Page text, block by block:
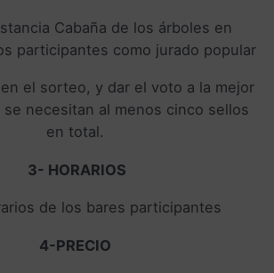
Cabaña de los árboles en
participantes como jurado popular
el sorteo, y dar el voto a la mejor
se necesitan al menos cinco sellos
en total.
3- HORARIOS
de los bares participantes
4-PRECIO